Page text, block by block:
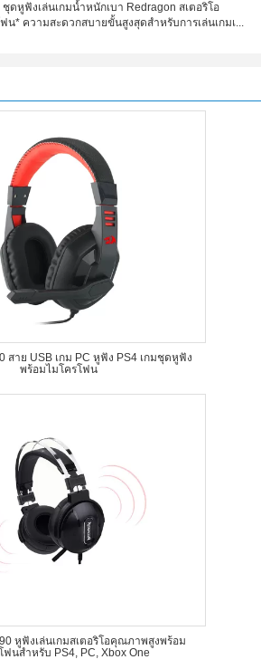
ดหูฟังเล่นเกมน้ำหนักเบา Redragon สเตอริโอ
น* ความสะดวกสบายขั้นสูงสุดสำหรับการเล่นเกมเ...
สาย USB เกม PC หูฟัง PS4 เกมชุดหูฟัง
พร้อมไมโครโฟน
หูฟังเล่นเกมสเตอริโอคุณภาพสูงพร้อม
ฟนสำหรับ PS4, PC, Xbox One